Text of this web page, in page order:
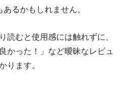
るかもしれません。
読むと使用感には触れずに、
かった！」など曖昧なレビュ
ります。